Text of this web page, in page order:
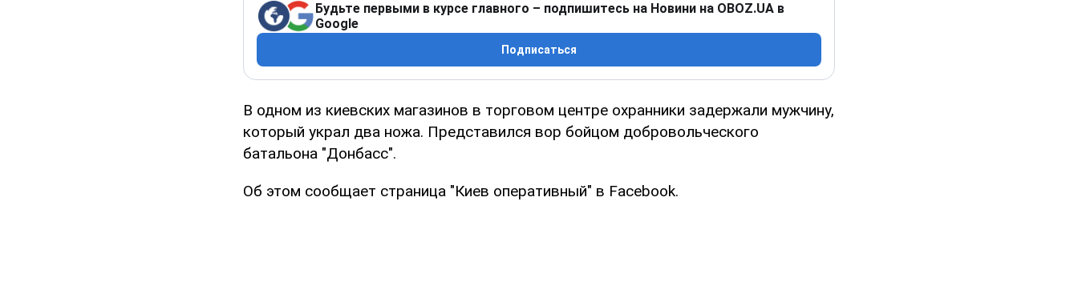
Будьте первыми в курсе главного – подпишитесь на Новини на OBOZ.UA в
Google
Подписаться
В одном из киевских магазинов в торговом центре охранники задержали мужчину,
который украл два ножа. Представился вор бойцом добровольческого
батальона "Донбасс".
Об этом сообщает страница "Киев оперативный" в Facebook.